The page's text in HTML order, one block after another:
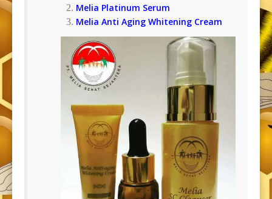
Melia Platinum Serum
Melia Anti Aging Whitening Cream